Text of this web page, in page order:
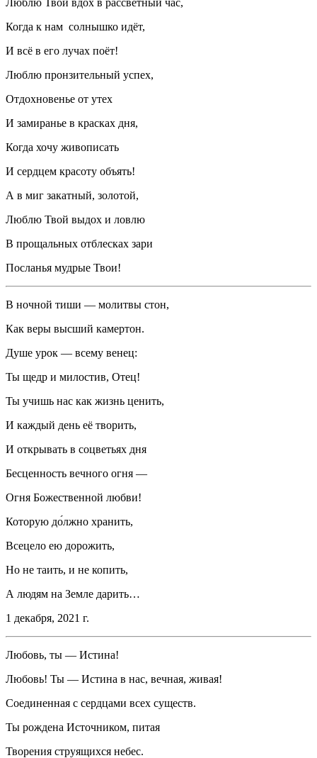
Когда к нам солнышко идёт,
И всё в его лучах поёт!
Люблю пронзительный успех,
Отдохновенье от утех
И замиранье в красках дня,
Когда хочу живописать
И сердцем красоту объять!
А в миг закатный, золотой,
Люблю Твой выдох и ловлю
В прощальных отблесках зари
Посланья мудрые Твои!
В ночной тиши — молитвы стон,
Как веры высший камертон.
Душе урок — всему венец:
Ты щедр и милостив, Отец!
Ты учишь нас как жизнь ценить,
И каждый день её творить,
И открывать в соцветьях дня
Бесценность вечного огня —
Огня Божественной любви!
Которую до́лжно хранить,
Всецело ею дорожить,
Но не таить, и не копить,
А людям на Земле дарить…
1 декабря, 2021 г.
Любовь, ты — Истина!
Любовь! Ты — Истина в нас, вечная, живая!
Соединенная с сердцами всех существ.
Ты рождена Источником, питая
Творения струящихся небес.